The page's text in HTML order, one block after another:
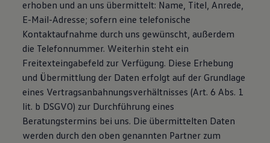
erhoben und an uns übermittelt: Name, Titel, Anrede,
E-Mail-Adresse; sofern eine telefonische
Kontaktaufnahme durch uns gewünscht, außerdem
die Telefonnummer. Weiterhin steht ein
Freitexteingabefeld zur Verfügung. Diese Erhebung
und Übermittlung der Daten erfolgt auf der Grundlage
eines Vertragsanbahnungsverhältnisses (Art. 6 Abs. 1
lit. b DSGVO) zur Durchführung eines
Beratungstermins bei uns. Die übermittelten Daten
werden durch den oben genannten Partner zum